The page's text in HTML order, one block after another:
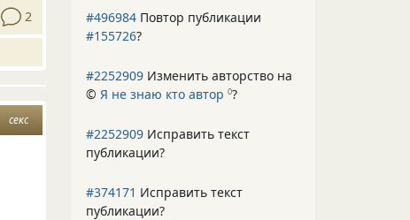
2
секс
#496984 Повтор публикации
#155726?
#2252909 Изменить авторство на
© Я не знаю кто автор 0?
#2252909 Исправить текст
публикации?
#374171 Исправить текст
публикации?